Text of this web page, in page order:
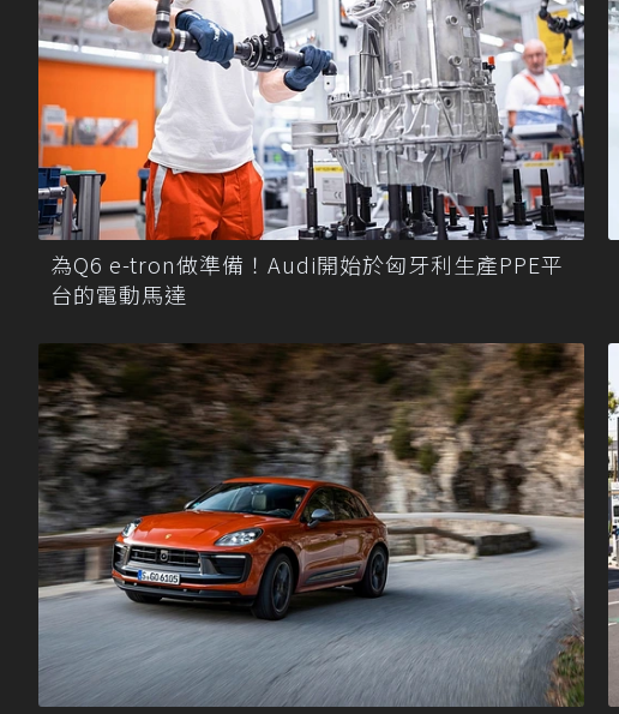
為Q6 e-tron做準備！Audi開始於匈牙利生產PPE平
台的電動馬達